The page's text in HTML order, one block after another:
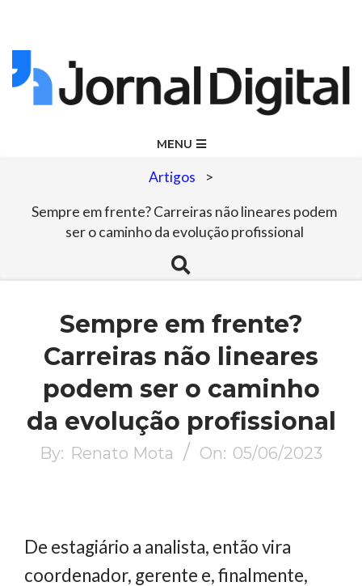
Skip
to
Jornal
Digital
MENU
Artigos >
Sempre em frente? Carreiras não lineares podem
ser o caminho da evolução profissional
Search
Sempre em frente?
Carreiras não lineares
podem ser o caminho
da evolução profissional
By: Renato Mota On: 05/06/2023
De estagiário a analista, então vira
coordenador, gerente e, finalmente,